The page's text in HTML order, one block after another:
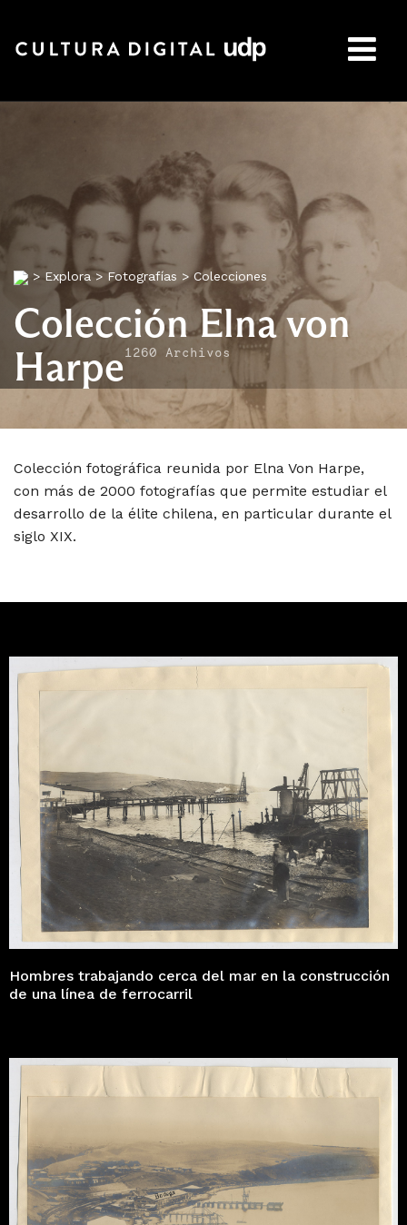
>Explora >Fotografías >Colecciones
Colección Elna von
Harpe1260 Archivos
Colección fotográfica reunida por Elna Von Harpe,
con más de 2000 fotografías que permite estudiar el
desarrollo de la élite chilena, en particular durante el
siglo XIX.
Hombres trabajando cerca del mar en la construcción
de una línea de ferrocarril